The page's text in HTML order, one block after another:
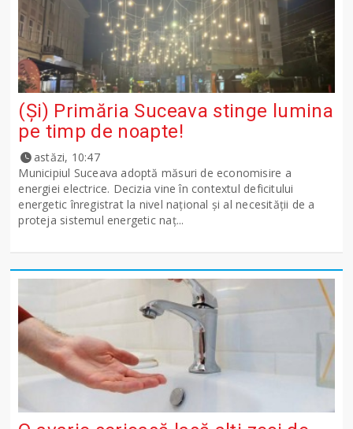
(Și) Primăria Suceava stinge lumina
pe timp de noapte!
astăzi, 10:47
Municipiul Suceava adoptă măsuri de economisire a
energiei electrice. Decizia vine în contextul deficitului
energetic înregistrat la nivel național și al necesității de a
proteja sistemul energetic naț...